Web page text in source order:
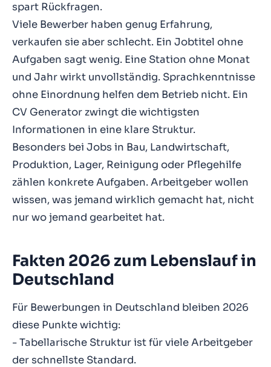
spart Rückfragen.
Viele Bewerber haben genug Erfahrung,
verkaufen sie aber schlecht. Ein Jobtitel ohne
Aufgaben sagt wenig. Eine Station ohne Monat
und Jahr wirkt unvollständig. Sprachkenntnisse
ohne Einordnung helfen dem Betrieb nicht. Ein
CV Generator zwingt die wichtigsten
Informationen in eine klare Struktur.
Besonders bei Jobs in Bau, Landwirtschaft,
Produktion, Lager, Reinigung oder Pflegehilfe
zählen konkrete Aufgaben. Arbeitgeber wollen
wissen, was jemand wirklich gemacht hat, nicht
nur wo jemand gearbeitet hat.
Fakten 2026 zum Lebenslauf in
Deutschland
Für Bewerbungen in Deutschland bleiben 2026
diese Punkte wichtig:
- Tabellarische Struktur ist für viele Arbeitgeber
der schnellste Standard.